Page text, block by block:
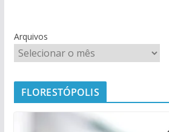
Arquivos
FLORESTÓPOLIS